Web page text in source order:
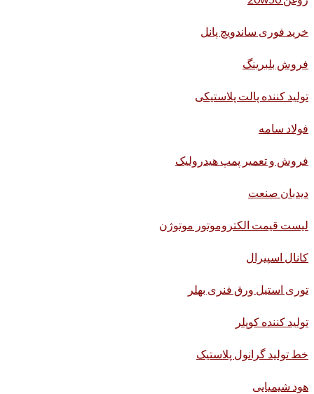
خرید فوری ساندویچ پانل
فروش بلبرینگ
تولید کننده پالت پلاستیکی
فولاد سامه
فروش و تعمیر پمپ هیدرولیک
دیدبان صنعت
لیست قیمت الکتروموتور موتوژن
کانال اسپیرال
توری استیل ورق فنری بهلر
تولید کننده کوپلر
خط تولید گرانول پلاستیک
هود شیمیایی